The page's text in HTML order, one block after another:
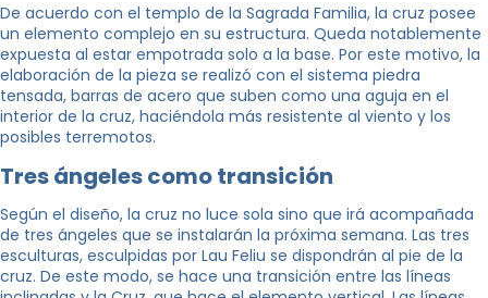
De acuerdo con el templo de la Sagrada Familia, la cruz posee
un elemento complejo en su estructura. Queda notablemente
expuesta al estar empotrada solo a la base. Por este motivo, la
elaboración de la pieza se realizó con el sistema piedra
tensada, barras de acero que suben como una aguja en el
interior de la cruz, haciéndola más resistente al viento y los
posibles terremotos.
Tres ángeles como transición
Según el diseño, la cruz no luce sola sino que irá acompañada
de tres ángeles que se instalarán la próxima semana. Las tres
esculturas, esculpidas por Lau Feliu se dispondrán al pie de la
cruz. De este modo, se hace una transición entre las líneas